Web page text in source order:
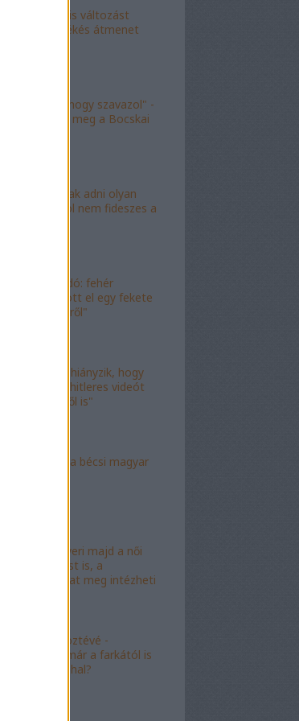
"Kokó radikális változást
akart, én a békés átmenet
"Köszönöm, hogy szavazol" -
molinó jelent meg a Bocskai
"Lóf.szt fognak adni olyan
területre, ahol nem fideszes a
"Magyar híradó: fehér
gyereket lopott el egy fekete
férfi az erkélyről"
"Már csak az hiányzik, hogy
valami idióta hitleres videót
csináljon ebből is"
"Mély torok" a bécsi magyar
"Mészáros nyeri majd a női
kalapácsvetést is, a
kabalafigurákat meg intézheti
"Minőségi" köztévé -
hamarosan, már a farkától is
bűzleni fog a hal?